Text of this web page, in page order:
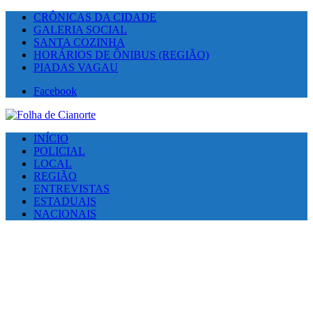
CRÔNICAS DA CIDADE
GALERIA SOCIAL
SANTA COZINHA
HORÁRIOS DE ÔNIBUS (REGIÃO)
PIADAS VAGAU
Facebook
INÍCIO
POLICIAL
LOCAL
REGIÃO
ENTREVISTAS
ESTADUAIS
NACIONAIS